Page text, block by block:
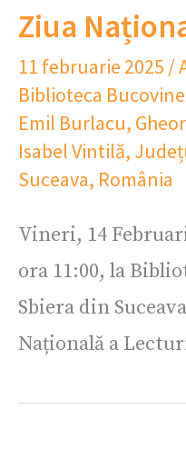
Ziua
11 februarie 2025 /
Biblioteca
Emil Burlacu,
Isabel Vintilă,
Suceava, România
Vineri, 14
ora 11:00, la
Sbiera din
Națională a